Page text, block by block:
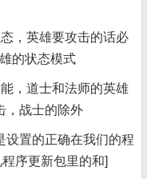
，英雄要攻击的话必
的状态模式
，道士和法师的英雄
，战士的除外
设置的正确在我们的程
序更新包里的和]